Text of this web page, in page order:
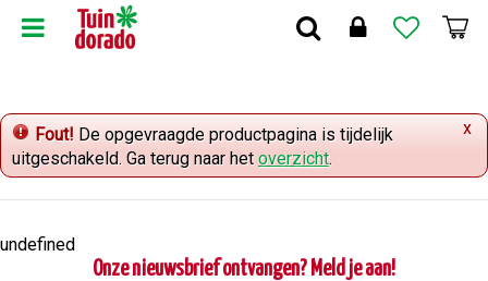
r
o
n
e
x
Fout! De opgevraagde productpagina is tijdelijk
uitgeschakeld. Ga terug naar hetoverzicht.
undefined
Onze nieuwsbrief ontvangen? Meld je aan!